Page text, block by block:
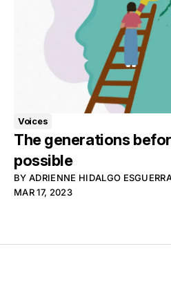
Voices
The generations
possible
BY ADRIENNE HIDALGO
MAR 17, 2023